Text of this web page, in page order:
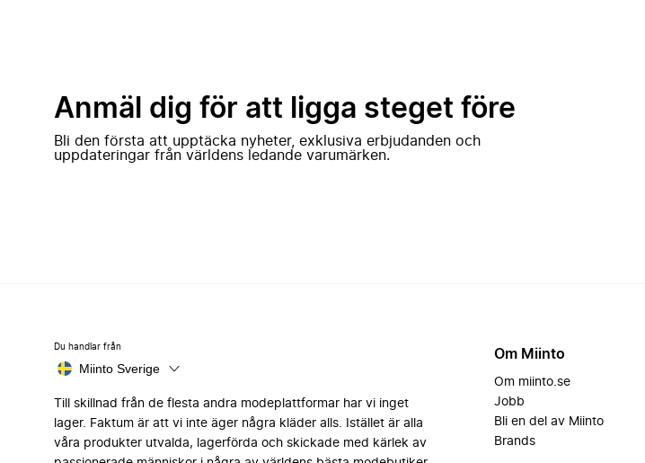
Anmäl dig för att ligga steget före
Bli den första att upptäcka nyheter, exklusiva erbjudanden och
uppdateringar från världens ledande varumärken.
Du handlar från
Miinto Sverige
Till skillnad från de flesta andra modeplattformar har vi inget
lager. Faktum är att vi inte äger några kläder alls. Istället är alla
våra produkter utvalda, lagerförda och skickade med kärlek av
Om Miinto
Om miinto.se
Jobb
Bli en del av Miinto
Brands